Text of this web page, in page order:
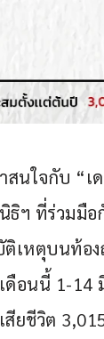
นใจกับ “เ
ธิฯ ที่ร่วมมือ
ติเหตุบนท้อ
อนนี้ 1-14
ยชีวิต